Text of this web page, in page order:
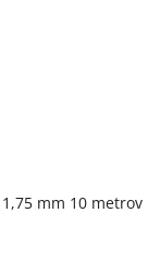
mm 10 metrov